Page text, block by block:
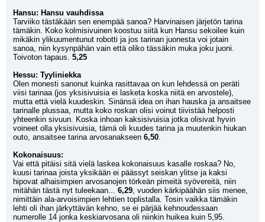
Hansu: Hansu vauhdissa
Tarviiko tästäkään sen enempää sanoa? Harvinaisen järjetön tarina
tämäkin. Koko kolmisivuinen koostuu siitä kun Hansu sekoilee kuin
mikäkin ylikuumentunut robotti ja jos tarinan juonesta voi jotain
sanoa, niin kysynpähän vain että oliko tässäkin muka joku juoni.
Toivoton tapaus. 5,25
Hessu: Tyyliniekka
Olen monesti sanonut kuinka rasittavaa on kun lehdessä on peräti
viisi tarinaa (jos yksisivuisia ei lasketa koska niitä en arvostele),
mutta että vielä kuudeskin. Sinänsä idea on ihan hauska ja ansaitsee
tarinalle plussaa, mutta koko roskan olisi voinut tiivistää helposti
yhteenkin sivuun. Koska inhoan kaksisivuisia jotka olisivat hyvin
voineet olla yksisivuisia, tämä oli kuudes tarina ja muutenkin hiukan
outo, ansaitsee tarina arvosanakseen 6,50.
Kokonaisuus:
Vai että pitäisi sitä vielä laskea kokonaisuus kasalle roskaa? No,
kuusi tarinaa joista yksikään ei päässyt seiskan ylitse ja kaksi
hipovat alhaisimpien arvosanojen törkeän pimeitä syövereitä, niin
mitähän tästä nyt tuleekaan... 6,29, vuoden kärkipäähän siis menee,
nimittäin ala-arvoisimpien lehtien toplistalla. Tosin vaikka tämäkin
lehti oli ihan järkyttävän kehno, se ei pärjää kehnoudessaan
numerolle 14 jonka keskiarvosana oli niinkin huikea kuin 5,95.